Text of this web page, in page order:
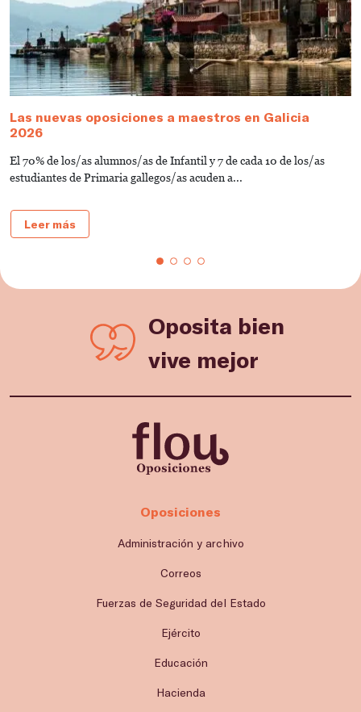
Las nuevas oposiciones a maestros en Galicia
2026
El 70% de los/as alumnos/as de Infantil y 7 de cada 10 de los/as
estudiantes de Primaria gallegos/as acuden a...
Leer más
Oposita bien
vive mejor
Oposiciones
Administración y archivo
Correos
Fuerzas de Seguridad del Estado
Ejército
Educación
Hacienda